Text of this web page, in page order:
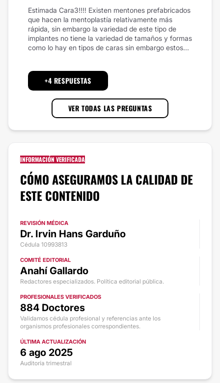
Estimada Cara3!!!! Existen mentones prefabricados
que hacen la mentoplastía relativamente más
rápida, sin embargo la variedad de este tipo de
implantes no tiene la variedad de tamaños y formas
como lo hay en tipos de caras sin embargo estos...
+4 RESPUESTAS
VER TODAS LAS PREGUNTAS
INFORMACIÓN VERIFICADA
CÓMO ASEGURAMOS LA CALIDAD DE
ESTE CONTENIDO
REVISIÓN MÉDICA
Dr. Irvin Hans Garduño
Cédula 10993813
COMITÉ EDITORIAL
Anahí Gallardo
Redactores especializados. Política editorial pública.
PROFESIONALES VERIFICADOS
884 Doctores
Validamos cédula profesional y referencias ante los
organismos profesionales correspondientes.
ÚLTIMA ACTUALIZACIÓN
6 ago 2025
Auditoría trimestral